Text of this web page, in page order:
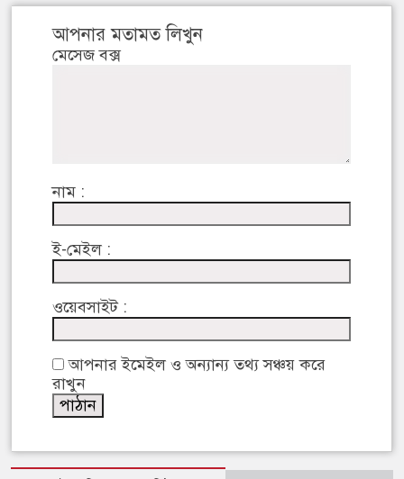
আপনার মতামত লিখুন
মেসেজ বক্স
নাম :
ই-মেইল :
ওয়েবসাইট :
আপনার ইমেইল ও অন্যান্য তথ্য সঞ্চয় করে
রাখুন